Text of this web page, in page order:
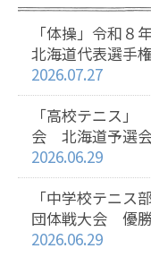
「体操」令和８
北海道代表選手
2026.07.27
「高校テニス
会 北海道予選
2026.06.29
「中学校テニス
団体戦大会 優
2026.06.29